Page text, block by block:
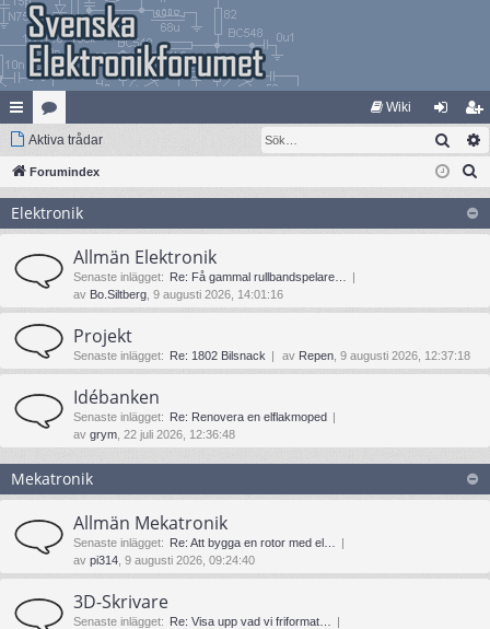
na
bb
lä
nk
ar
at
eg
ori
er
Wiki
og
ga
li
m
ed
le
Aktiva trådar Sök
Forumindex
Elektronik
Allmän Elektronik
Senaste inlägget: Re: Få gammal rullbandspelare…
av Bo.Siltberg , 9 augusti 2026, 14:01:16
Projekt
Senaste inlägget: Re: 1802 Bilsnack av Repen , 9 augusti 2026, 12:37:18
Idébanken
Senaste inlägget: Re: Renovera en elflakmoped
av grym , 22 juli 2026, 12:36:48
Mekatronik
Allmän Mekatronik
Senaste inlägget: Re: Att bygga en rotor med el…
av pi314 , 9 augusti 2026, 09:24:40
3D-Skrivare
Senaste inlägget: Re: Visa upp vad vi friformat…